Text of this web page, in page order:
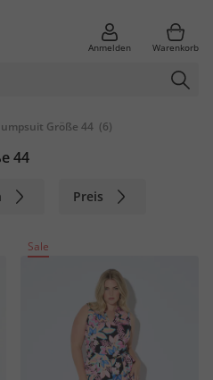
Anmelden Warenkorb
Größe 44 (6)
44
Preis
Sale